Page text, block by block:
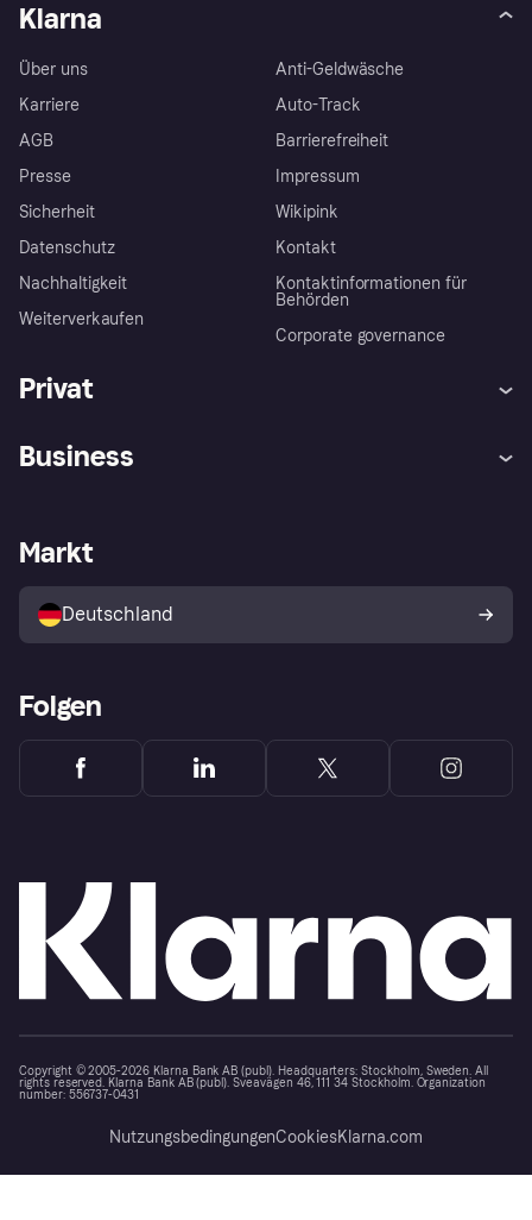
Klarna
Über uns
Karriere
AGB
Presse
Sicherheit
Datenschutz
Nachhaltigkeit
Weiterverkaufen
Anti-Geldwäsche
Auto-Track
Barrierefreiheit
Impressum
Wikipink
Kontakt
Kontaktinformationen für
Behörden
Corporate governance
Privat
Klarna App
Shops entdecken
Käuferschutzrichtlinie
Dein Widerrufsrecht
Business
Händlerportal
Markt
Deutschland
Folgen
Copyright © 2005-2026 Klarna Bank AB (publ). Headquarters: Stockholm, Sweden. All
rights reserved. Klarna Bank AB (publ). Sveavägen 46, 111 34 Stockholm. Organization
number: 556737-0431
NutzungsbedingungenCookiesKlarna.com